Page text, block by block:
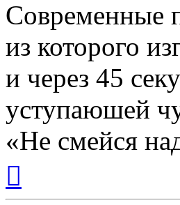
Современные
из которого
и через 45
уступаюшей
«Не смейся
началу